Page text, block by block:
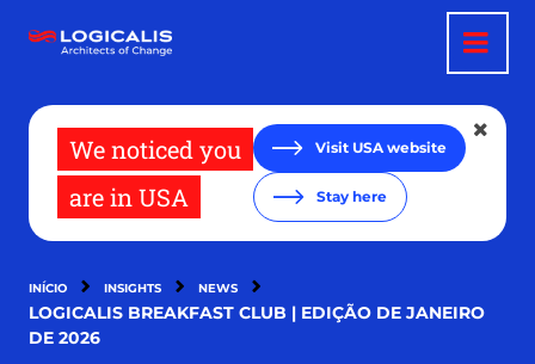
para
We noticed you
are in USA
Visit USA website
Stay here
INÍCIO INSIGHTS NEWS
LOGICALIS BREAKFAST CLUB | EDIÇÃO DE JANEIRO
DE 2026